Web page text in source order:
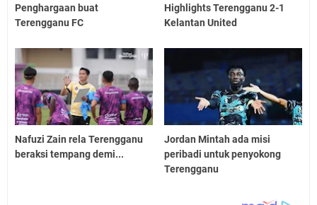
Penghargaan buat
Terengganu FC
Highlights Terengganu 2-1
Kelantan United
Nafuzi Zain rela Terengganu
beraksi tempang demi...
Jordan Mintah ada misi
peribadi untuk penyokong
Terengganu